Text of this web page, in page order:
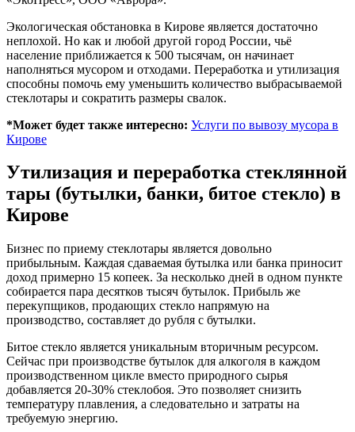
Экологическая обстановка в Кирове является достаточно
неплохой. Но как и любой другой город России, чьё
население приближается к 500 тысячам, он начинает
наполняться мусором и отходами. Переработка и утилизация
способны помочь ему уменьшить количество выбрасываемой
стеклотары и сократить размеры свалок.
*Может будет также интересно: Услуги по вывозу мусора в
Кирове
Утилизация и переработка стеклянной
тары (бутылки, банки, битое стекло) в
Кирове
Бизнес по приему стеклотары является довольно
прибыльным. Каждая сдаваемая бутылка или банка приносит
доход примерно 15 копеек. За несколько дней в одном пункте
собирается пара десятков тысяч бутылок. Прибыль же
перекупщиков, продающих стекло напрямую на
производство, составляет до рубля с бутылки.
Битое стекло является уникальным вторичным ресурсом.
Сейчас при производстве бутылок для алкоголя в каждом
производственном цикле вместо природного сырья
добавляется 20-30% стеклобоя. Это позволяет снизить
температуру плавления, а следовательно и затраты на
требуемую энергию.